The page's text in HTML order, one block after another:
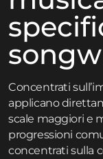
Concentrati
applicano
scale maggiori e
progressioni
concentrati sulla